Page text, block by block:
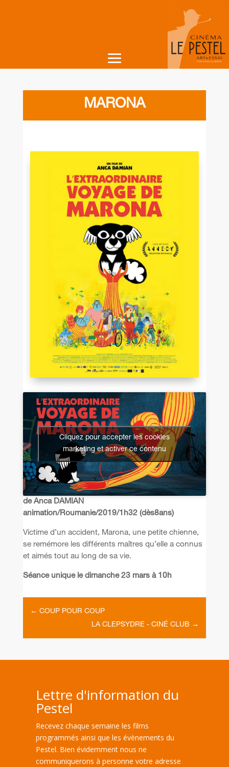
MARONA
Cliquez pour accepter les cookies
marketing et activer ce contenu
de Anca DAMIAN
animation/Roumanie/2019/1h32 (dès8ans)
Victime d’un accident, Marona, une petite chienne,
se remémore les différents maîtres qu’elle a connus
et aimés tout au long de sa vie.
Séance unique le dimanche 23 mars à 10h
← COUP POUR COUP
LA CLEPSYDRE - CINÉ CLUB →
Lettre d'information du
Pestel
Recevez chaque semaine les films
programmés ainsi que les évènements du
Pestel. Bien évidemment nous ne
communiquerons à personne votre adresse